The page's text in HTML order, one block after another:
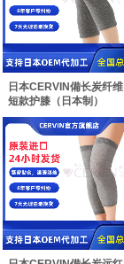
日本CERVIN備长炭纤维
短款护膝（日本制）